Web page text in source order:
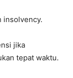
insolvency.
jika
tepat waktu.